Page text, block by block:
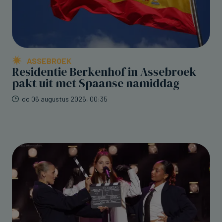
ASSEBROEK
Residentie Berkenhof in Assebroek
pakt uit met Spaanse namiddag
do 06 augustus 2026, 00:35